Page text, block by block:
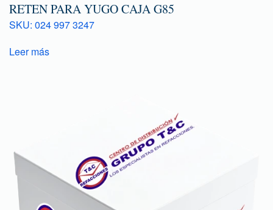
RETEN PARA YUGO CAJA G85
SKU: 024 997 3247
Leer más